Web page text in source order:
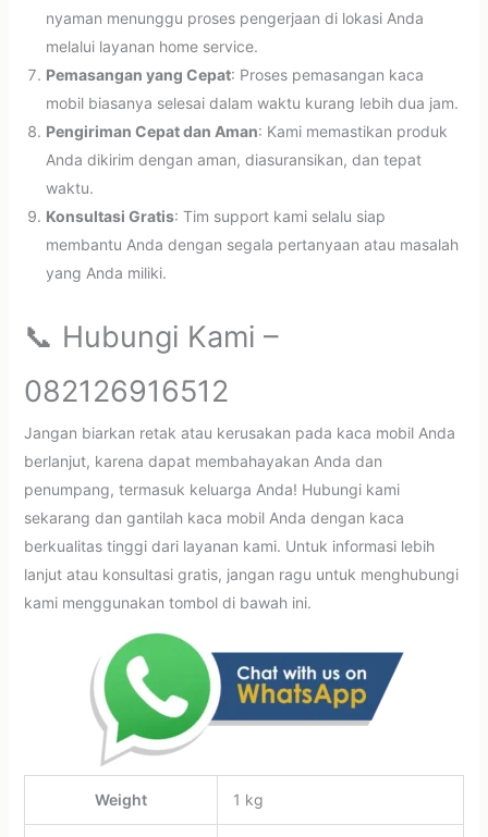
nyaman menunggu proses pengerjaan di lokasi Anda
melalui layanan home service.
Pemasangan yang Cepat: Proses pemasangan kaca
mobil biasanya selesai dalam waktu kurang lebih dua jam.
Pengiriman Cepat dan Aman: Kami memastikan produk
Anda dikirim dengan aman, diasuransikan, dan tepat
waktu.
Konsultasi Gratis: Tim support kami selalu siap
membantu Anda dengan segala pertanyaan atau masalah
yang Anda miliki.
📞 Hubungi Kami –
082126916512
Jangan biarkan retak atau kerusakan pada kaca mobil Anda
berlanjut, karena dapat membahayakan Anda dan
penumpang, termasuk keluarga Anda! Hubungi kami
sekarang dan gantilah kaca mobil Anda dengan kaca
berkualitas tinggi dari layanan kami. Untuk informasi lebih
lanjut atau konsultasi gratis, jangan ragu untuk menghubungi
kami menggunakan tombol di bawah ini.
Weight 1 kg